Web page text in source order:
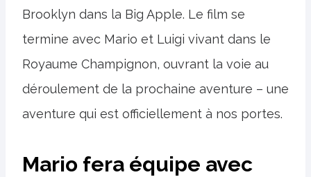
Brooklyn dans la Big Apple. Le film se
termine avec Mario et Luigi vivant dans le
Royaume Champignon, ouvrant la voie au
déroulement de la prochaine aventure – une
aventure qui est officiellement à nos portes.
Mario fera équipe avec